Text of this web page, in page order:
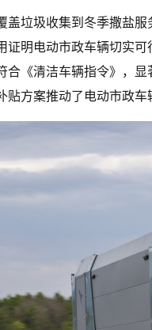
盖垃圾收集到冬季撒盐服
证明电动市政车辆切实可
合《清洁车辆指令》，
贴方案推动了电动市政